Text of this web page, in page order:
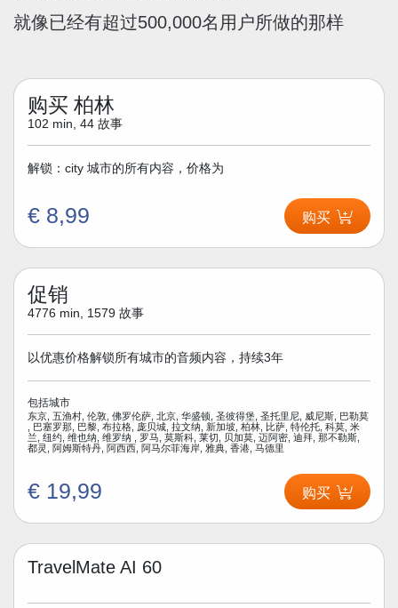
就像已经有超过500,000名用户所做的那样
购买 柏林
102 min, 44 故事
解锁：city 城市的所有内容，价格为
€ 8,99 购买
促销
4776 min, 1579 故事
以优惠价格解锁所有城市的音频内容，持续3年
包括城市
东京, 五渔村, 伦敦, 佛罗伦萨, 北京, 华盛顿, 圣彼得堡, 圣托里尼, 威尼斯, 巴勒莫
, 巴塞罗那, 巴黎, 布拉格, 庞贝城, 拉文纳, 新加坡, 柏林, 比萨, 特伦托, 科莫, 米
兰, 纽约, 维也纳, 维罗纳 , 罗马, 莫斯科, 莱切, 贝加莫, 迈阿密, 迪拜, 那不勒斯,
都灵, 阿姆斯特丹, 阿西西, 阿马尔菲海岸, 雅典, 香港, 马德里
€ 19,99 购买
TravelMate AI 60